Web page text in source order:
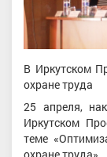
В Иркутском
охране труда
25 апреля,
Иркутском
теме